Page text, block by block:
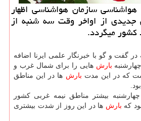
سازمان هواشناسی اظهار
جدیدی از اواخر وقت سه شنبه از
میگردد.
گفت و گو با خبرنگار علمی ایرنا اضافه
بارش هایی را برای شمال غرب و
كه در این مدت بارش ها در این مناطق
بیشتر مناطق نیمه غربی كشور
كه بارش ها در این روز از شدت بیشتری